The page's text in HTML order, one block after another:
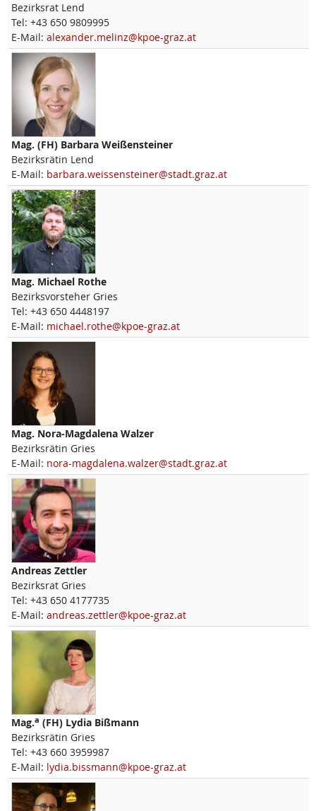
Bezirksrat Lend
Tel: +43 650 9809995
E-Mail: alexander.melinz@kpoe-graz.at
Mag. (FH) Barbara Weißensteiner
Bezirksrätin Lend
E-Mail: barbara.weissensteiner@stadt.graz.at
Mag. Michael Rothe
Bezirksvorsteher Gries
Tel: +43 650 4448197
E-Mail: michael.rothe@kpoe-graz.at
Mag. Nora-Magdalena Walzer
Bezirksrätin Gries
E-Mail: nora-magdalena.walzer@stadt.graz.at
Andreas Zettler
Bezirksrat Gries
Tel: +43 650 4177735
E-Mail: andreas.zettler@kpoe-graz.at
Mag.a (FH) Lydia Bißmann
Bezirksrätin Gries
Tel: +43 660 3959987
E-Mail: lydia.bissmann@kpoe-graz.at